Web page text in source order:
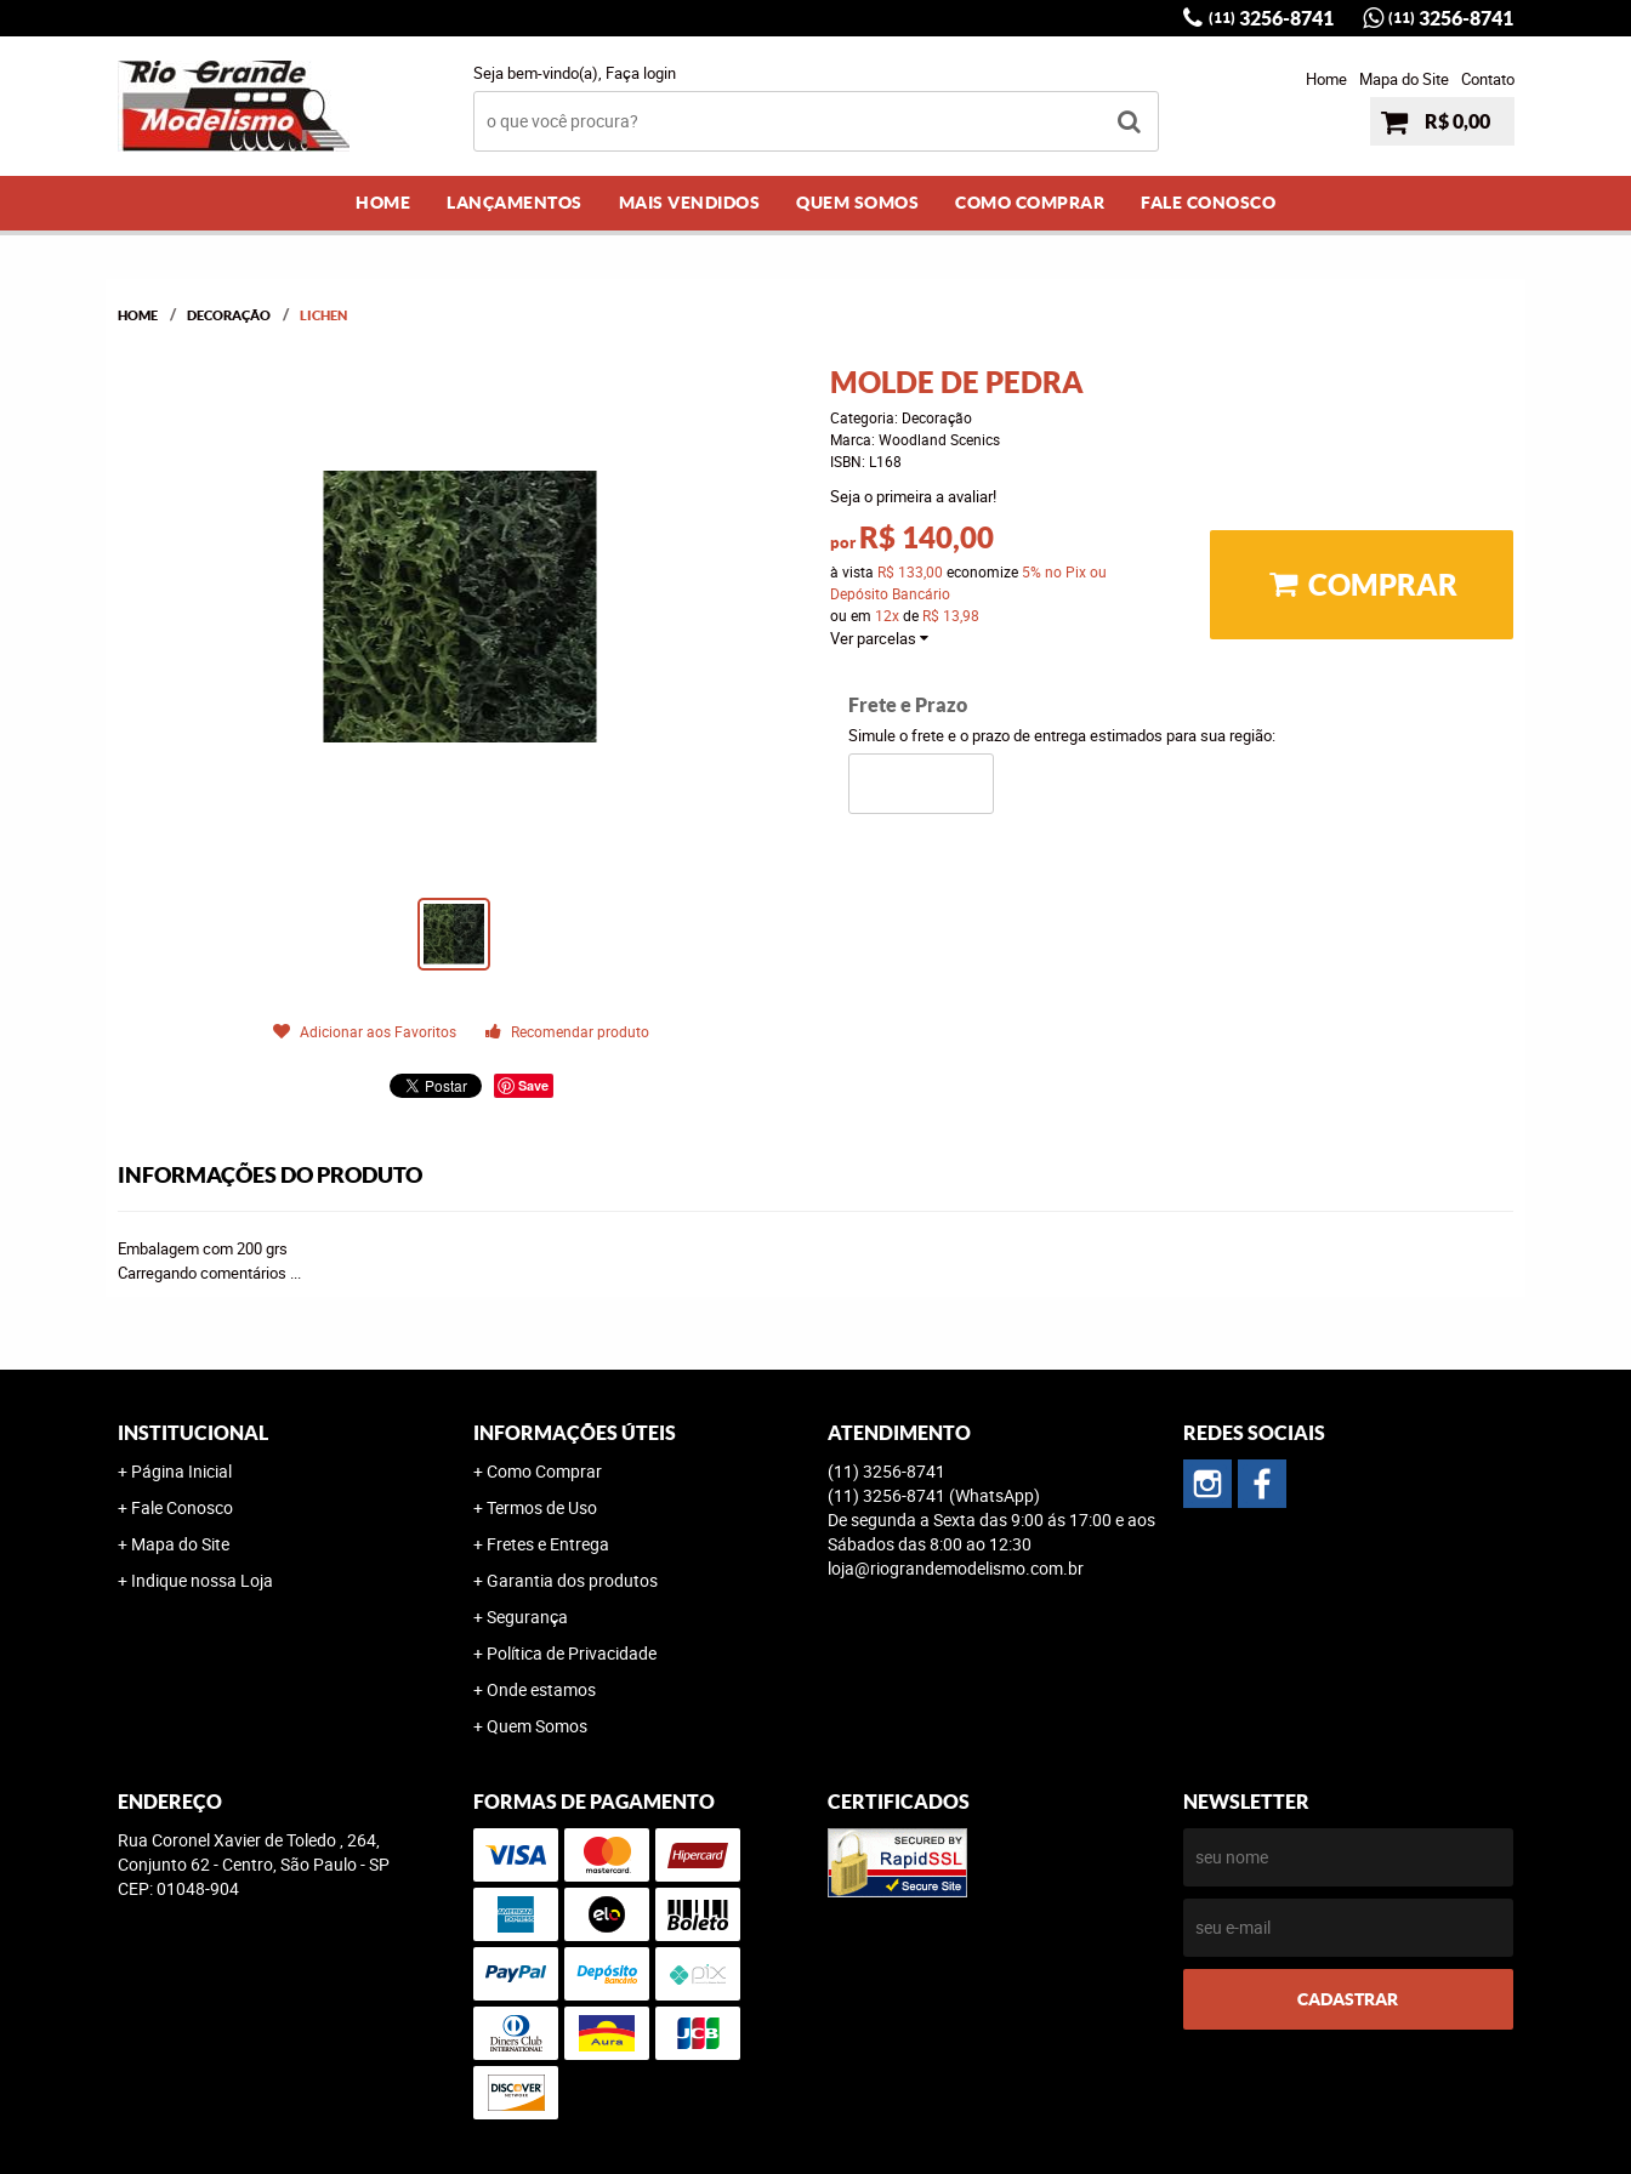
(11) 3256-8741 (11) 3256-8741
Seja bem-vindo(a), Faça login Home Mapa do Site Contato
R$ 0,00
HOME LANÇAMENTOS MAIS VENDIDOS QUEM SOMOS COMO COMPRAR FALE CONOSCO
HOME DECORAÇÃO LICHEN
Adicionar aos Favoritos Recomendar produto
Save
MOLDE DE PEDRA
Categoria: Decoração
Marca: Woodland Scenics
ISBN: L168
Seja o primeira a avaliar!
por R$ 140,00
à vista R$ 133,00 economize 5% no Pix ou
Depósito Bancário
ou em 12xde R$ 13,98
Ver parcelas
COMPRAR
Frete e Prazo
Simule o frete e o prazo de entrega estimados para sua região:
INFORMAÇÕES DO PRODUTO
Embalagem com 200 grs
Carregando comentários ...
INSTITUCIONAL
Página Inicial
Fale Conosco
Mapa do Site
Indique nossa Loja
INFORMAÇÕES ÚTEIS
Como Comprar
Termos de Uso
Fretes e Entrega
Garantia dos produtos
Segurança
Política de Privacidade
Onde estamos
Quem Somos
ATENDIMENTO
(11) 3256-8741
(11) 3256-8741 (WhatsApp)
De segunda a Sexta das 9:00 ás 17:00 e aos
Sábados das 8:00 ao 12:30
loja@riograndemodelismo.com.br
REDES SOCIAIS
ENDEREÇO
Rua Coronel Xavier de Toledo , 264,
Conjunto 62-Centro, São Paulo-SP
CEP: 01048-904
FORMAS DE PAGAMENTO CERTIFICADOS NEWSLETTER
CADASTRAR